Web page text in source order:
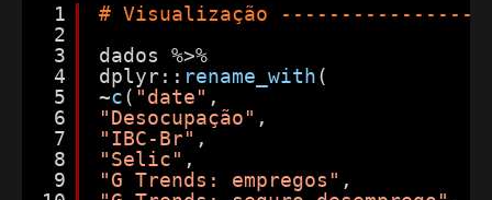
1
2
3
4
5
6
7
8
9
# Visualização
dados %>%
dplyr:: rename_with(
~c( "date" ,
"Desocupação" ,
"IBC-Br" ,
"Selic" ,
"G Trends: empregos" ,